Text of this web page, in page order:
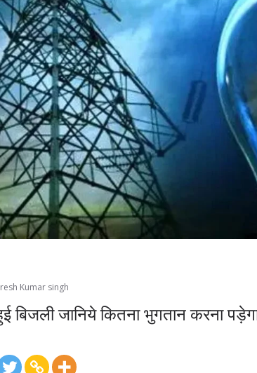
Kumar singh
बिजली जानिये कितना भुगतान करना